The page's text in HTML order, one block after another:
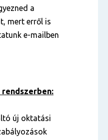
a
mert erről is
e-mailben
új oktatási